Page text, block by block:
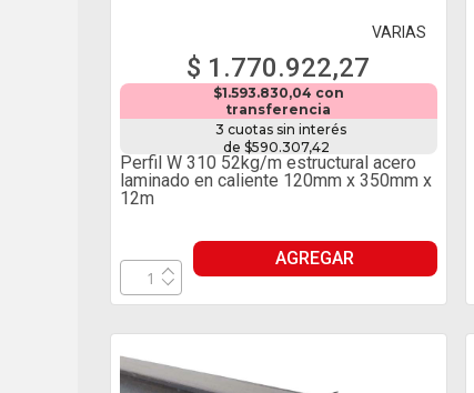
VARIAS
$ 1.770.922,27
$1.593.830,04 con
transferencia
3 cuotas sin interés
de $590.307,42
Perfil W 310 52kg/m estructural acero
laminado en caliente 120mm x 350mm x
12m
AGREGAR